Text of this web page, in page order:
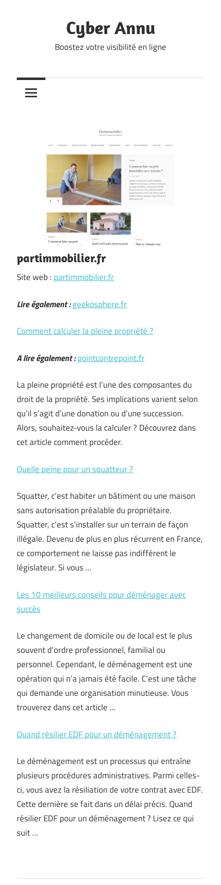
Cyber Annu
Boostez votre visibilité en ligne
partimmobilier.fr
Site web : partimmobilier.fr
Lire également :geekosphere.fr
Comment calculer la pleine propriété ?
A lire également :pointcontrepoint.fr
La pleine propriété est l’une des composantes du
droit de la propriété. Ses implications varient selon
qu’il s’agit d’une donation ou d’une succession.
Alors, souhaitez-vous la calculer ? Découvrez dans
cet article comment procéder.
Quelle peine pour un squatteur ?
Squatter, c’est habiter un bâtiment ou une maison
sans autorisation préalable du propriétaire.
Squatter, c’est s’installer sur un terrain de façon
illégale. Devenu de plus en plus récurrent en France,
ce comportement ne laisse pas indifférent le
législateur. Si vous …
Les 10 meilleurs conseils pour déménager avec
succès
Le changement de domicile ou de local est le plus
souvent d’ordre professionnel, familial ou
personnel. Cependant, le déménagement est une
opération qui n’a jamais été facile. C’est une tâche
qui demande une organisation minutieuse. Vous
trouverez dans cet article …
Quand résilier EDF pour un déménagement ?
Le déménagement est un processus qui entraîne
plusieurs procédures administratives. Parmi celles-
ci, vous avez la résiliation de votre contrat avec EDF.
Cette dernière se fait dans un délai précis. Quand
résilier EDF pour un déménagement ? Lisez ce qui
suit …